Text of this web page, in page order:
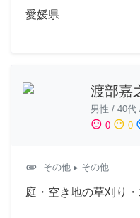
愛媛県
渡部嘉
男性 / 40代
sentiment_satisfied 0 sentiment_neutral 0
attachment その他 ▸ その他
庭・空き地の草刈り